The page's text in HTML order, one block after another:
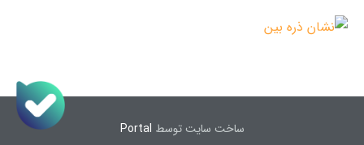
ساخت سایت توسط Portal